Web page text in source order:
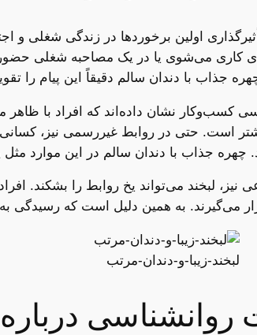
اولین برخوردها در زندگی شغلی
کاری می‌شوی یا در یک مصاحبه شغلی حضور
جذاب با دندان سالم دقیقاً این پیام را
کسب‌وکار نشان داده‌اند که افراد با ظاهر
است. حتی در روابط غیررسمی نیز، کسانی
چهره جذاب با دندان سالم در این موارد
نیز، لبخند می‌تواند یخ روابط را بشکند.
می‌گیرند. به همین دلیل است که رسیدگی
لبخند-زیبا-و-دندان-مرتب
روانشناسی